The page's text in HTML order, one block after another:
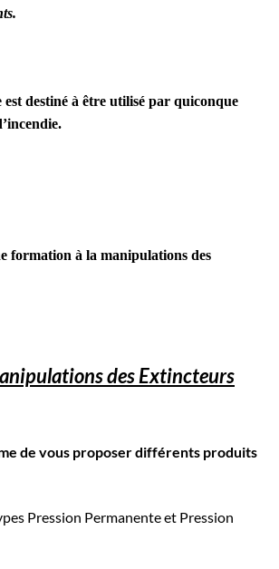
destiné à être utilisé par quiconque
formation à la manipulations des
des Extincteurs
de vous proposer différents produits
Pression Permanente et Pression